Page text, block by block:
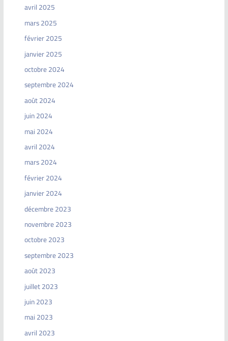
avril 2025
mars 2025
février 2025
janvier 2025
octobre 2024
septembre 2024
août 2024
juin 2024
mai 2024
avril 2024
mars 2024
février 2024
janvier 2024
décembre 2023
novembre 2023
octobre 2023
septembre 2023
août 2023
juillet 2023
juin 2023
mai 2023
avril 2023